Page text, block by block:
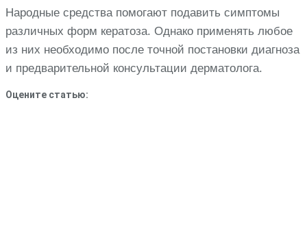
Народные средства помогают подавить симптомы
различных форм кератоза. Однако применять любое
из них необходимо после точной постановки диагноза
и предварительной консультации дерматолога.
Оцените статью: